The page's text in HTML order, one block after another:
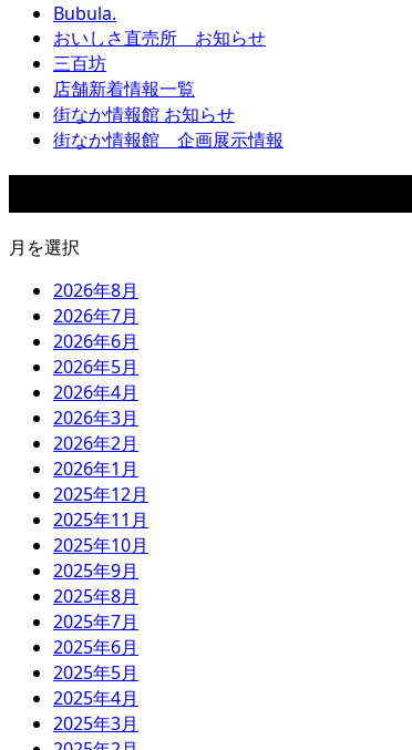
Bubula.
おいしさ直売所 お知らせ
三百坊
店舗新着情報一覧
街なか情報館 お知らせ
街なか情報館 企画展示情報
月を選択
2026年8月
2026年7月
2026年6月
2026年5月
2026年4月
2026年3月
2026年2月
2026年1月
2025年12月
2025年11月
2025年10月
2025年9月
2025年8月
2025年7月
2025年6月
2025年5月
2025年4月
2025年3月